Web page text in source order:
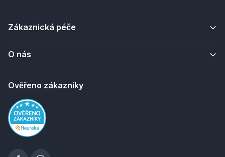
Zákaznická péče
O nás
Ověřeno zákazníky